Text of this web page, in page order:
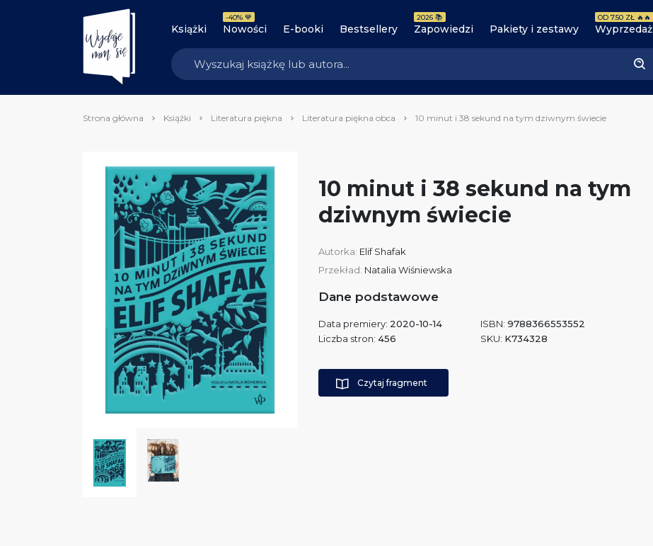
Książki Nowości
-40% 💙
E-booki Bestsellery Zapowiedzi
2026 📚
Pakiety i zestawy Wyprzedaż
OD 7.50 ZŁ 🔥🔥
Strona główna Książki Literatura piękna Literatura piękna obca 10 minut i 38 sekund na tym dziwnym świecie
10 minut i 38 sekund na tym
dziwnym świecie
Autorka: Elif Shafak
Przekład: Natalia Wiśniewska
Dane podstawowe
Data premiery: 2020-10-14
Liczba stron: 456
ISBN: 9788366553552
SKU: K734328
Czytaj fragment